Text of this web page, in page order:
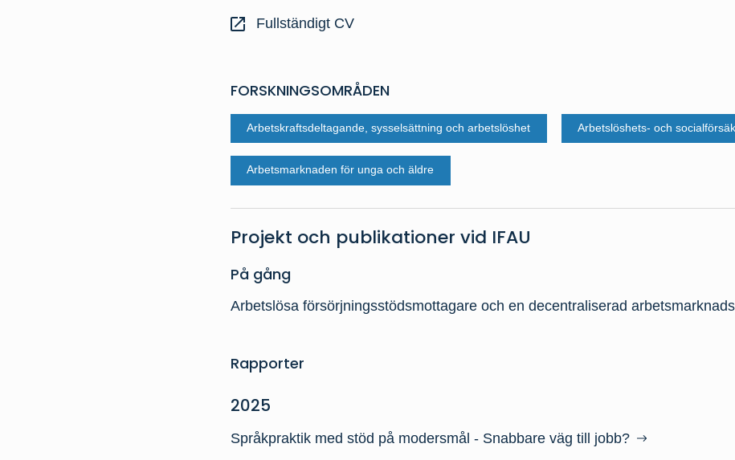
Fullständigt CV
FORSKNINGSOMRÅDEN
Arbetskraftsdeltagande, sysselsättning och arbetslöshet Arbetslöshets- och
Arbetsmarknaden för unga och äldre
Projekt och publikationer vid IFAU
På gång
Arbetslösa försörjningsstödsmottagare och en decentraliserad
Rapporter
2025
Språkpraktik med stöd på modersmål - Snabbare väg till jobb?